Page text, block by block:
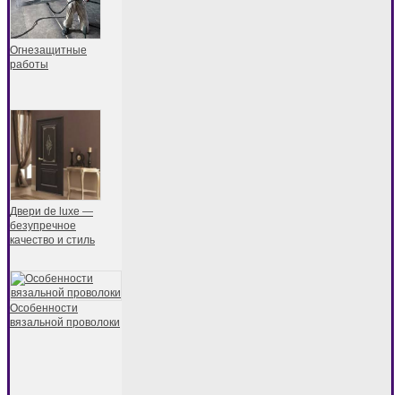
Огнезащитные
работы
Двери de luxe —
безупречное
качество и стиль
Особенности
вязальной проволоки